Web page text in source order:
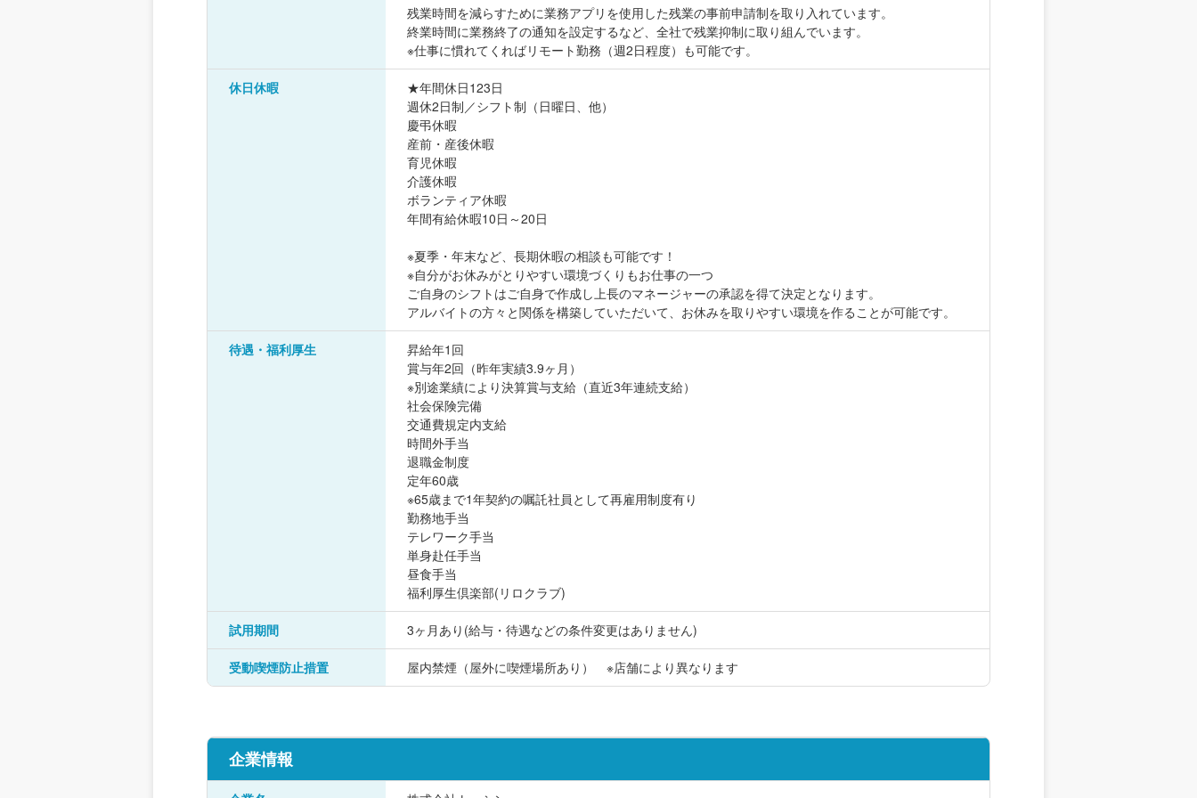
残業時間を減らすために業務アプリを使用した残業の事前申請制を取り入れています。
終業時間に業務終了の通知を設定するなど、全社で残業抑制に取り組んでいます。
※仕事に慣れてくればリモート勤務（週2日程度）も可能です。
休日休暇
★年間休日123日
週休2日制／シフト制（日曜日、他）
慶弔休暇
産前・産後休暇
育児休暇
介護休暇
ボランティア休暇
年間有給休暇10日～20日
※夏季・年末など、長期休暇の相談も可能です！
※自分がお休みがとりやすい環境づくりもお仕事の一つ
ご自身のシフトはご自身で作成し上長のマネージャーの承認を得て決定となります。
アルバイトの方々と関係を構築していただいて、お休みを取りやすい環境を作ることが可能です。
待遇・福利厚生
昇給年1回
賞与年2回（昨年実績3.9ヶ月）
※別途業績により決算賞与支給（直近3年連続支給）
社会保険完備
交通費規定内支給
時間外手当
退職金制度
定年60歳
※65歳まで1年契約の嘱託社員として再雇用制度有り
勤務地手当
テレワーク手当
単身赴任手当
昼食手当
福利厚生倶楽部(リロクラブ)
試用期間 3ヶ月あり(給与・待遇などの条件変更はありません)
受動喫煙防止措置 屋内禁煙（屋外に喫煙場所あり） ※店舗により異なります
企業情報